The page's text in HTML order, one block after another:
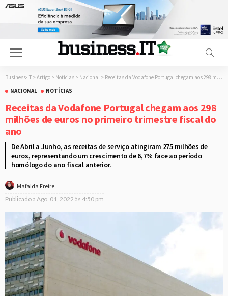
Business-IT > Artigo > Notícias > Nacional > Receitas da Vodafone Portugal chegam aos 298 milhões de euros no primeiro trimestre fiscal do ano
NACIONAL
NOTÍCIAS
Receitas da Vodafone Portugal chegam aos 298
milhões de euros no primeiro trimestre fiscal do
ano
De Abril a Junho, as receitas de serviço atingiram 275 milhões de
euros, representando um crescimento de 6,7% face ao período
homólogo do ano fiscal anterior.
Mafalda Freire
Publicado a Ago. 01, 2022 às 4:50 pm